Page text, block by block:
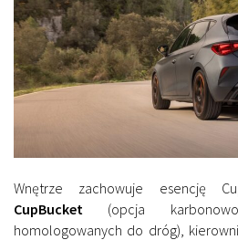
Wnętrze zachowuje esencję
CupBucket (opcja karbonowo-
homologowanych do dróg),